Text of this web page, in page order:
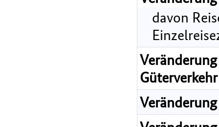
davon
Güterverkehr